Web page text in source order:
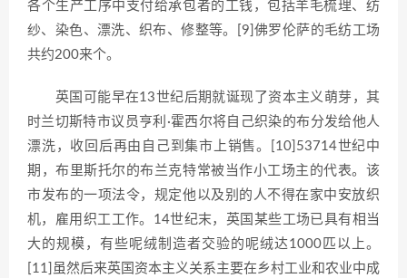
各个生产工序中支付给承包者的工钱，包括羊毛梳理、纺
纱、染色、漂洗、织布、修整等。[9]佛罗伦萨的毛纺工场
共约200来个。
英国可能早在13世纪后期就诞现了资本主义萌芽，其
时兰切斯特市议员亨利·霍西尔将自己织染的布分发给他人
漂洗，收回后再由自己到集市上销售。[10]53714世纪中
期，布里斯托尔的布兰克特常被当作小工场主的代表。该
市发布的一项法令，规定他以及别的人不得在家中安放织
机，雇用织工工作。14世纪末，英国某些工场已具有相当
大的规模，有些呢绒制造者交验的呢绒达1000匹以上。
[11]虽然后来英国资本主义关系主要在乡村工业和农业中成